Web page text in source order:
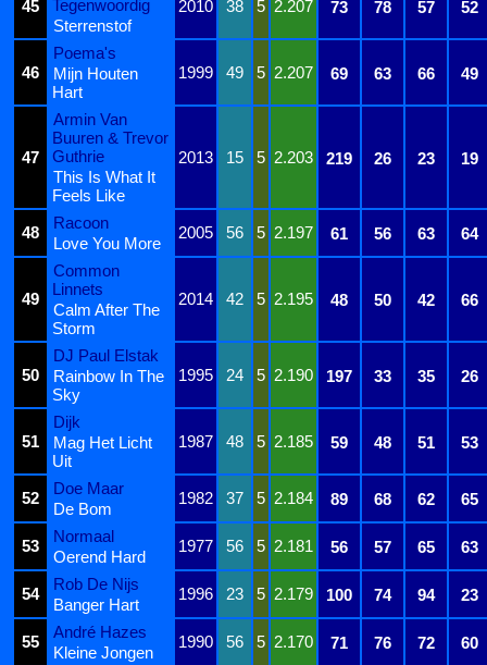
45 Tegenwoordig 2010 38 5 2.207 73 78 57
52
Sterrenstof
46
Poema's
1999
49 5 2.207 69 63 66 49
Mijn Houten
Hart
47
Armin Van
Buuren & Trevor
Guthrie
2013 15 5 2.203 219 26 23
19
This Is What It
Feels Like
48
Racoon
2005 56 5 2.197 61 56 63 64
Love You More
49
Common
Linnets
2014 42 5 2.195 48 50 42 66
Calm After The
Storm
50
DJ Paul Elstak
1995
24 5 2.190 197 33 35 26
Rainbow In The
Sky
51
Dijk
1987
48 5 2.185 59 48 51 53
Mag Het Licht
Uit
52
Doe Maar
1982 37 5 2.184 89 68 62 65
De Bom
53
Normaal
1977 56 5 2.181 56 57 65 63
Oerend Hard
54
Rob De Nijs
1996 23 5 2.179 100 74 94 23
Banger Hart
55
André Hazes
1990 56 5 2.170 71 76 72 60
Kleine Jongen